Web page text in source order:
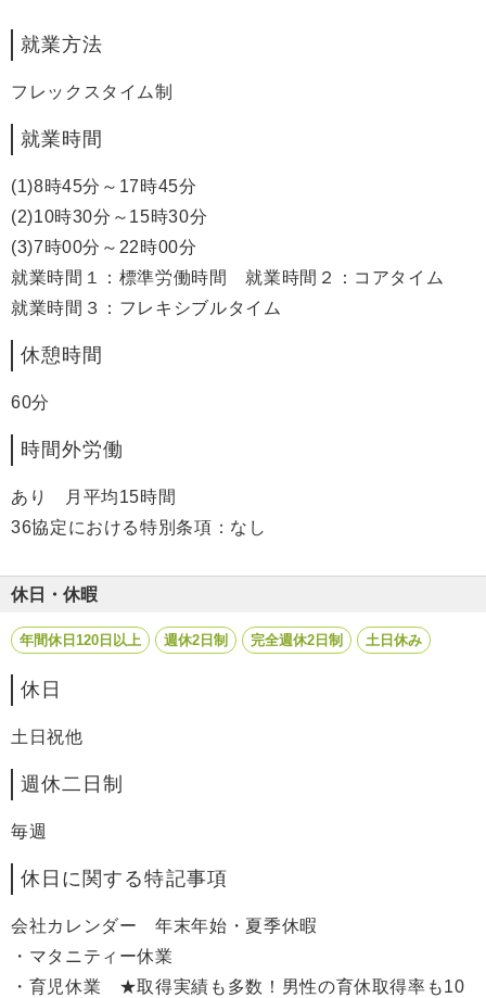
就業方法
フレックスタイム制
就業時間
(1)8時45分～17時45分
(2)10時30分～15時30分
(3)7時00分～22時00分
就業時間１：標準労働時間 就業時間２：コアタイム
就業時間３：フレキシブルタイム
休憩時間
60分
時間外労働
あり 月平均15時間
36協定における特別条項：なし
休日・休暇
年間休日120日以上 週休2日制 完全週休2日制 土日休み
休日
土日祝他
週休二日制
毎週
休日に関する特記事項
会社カレンダー 年末年始・夏季休暇
・マタニティー休業
・育児休業 ★取得実績も多数！男性の育休取得率も10